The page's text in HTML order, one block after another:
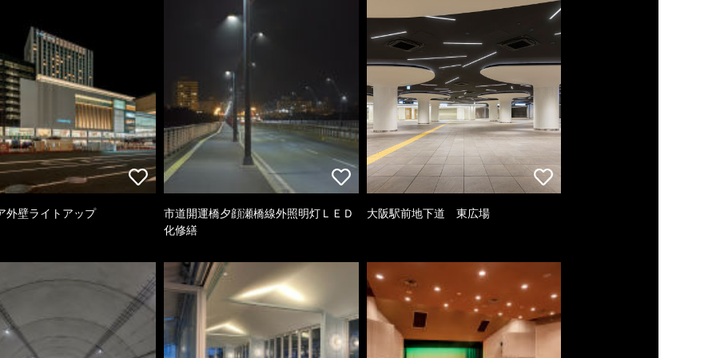
外壁ライトアップ
市道開運橋夕顔瀬橋線外照明灯ＬＥＤ
化修繕
大阪駅前地下道 東広場